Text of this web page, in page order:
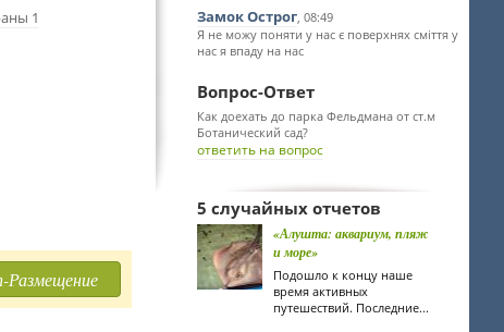
1
Размещение
Замок Острог, 08:49
Я не можу поняти у нас є поверхнях сміття у
нас я впаду на нас
Вопрос-Ответ
Как доехать до парка Фельдмана от ст.м
Ботанический сад?
ответить на вопрос
5 случайных отчетов
«Алушта: аквариум, пляж
и море»
Подошло к концу наше
время активных
путешествий. Последние...